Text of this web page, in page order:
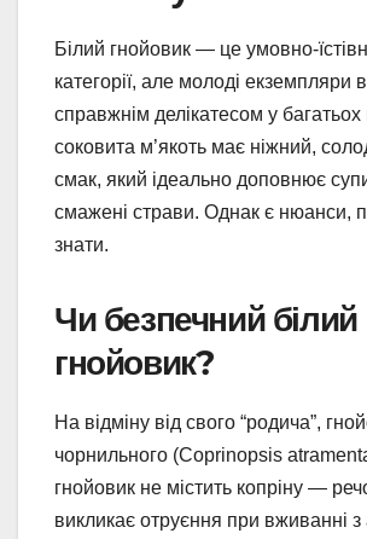
Білий гнойовик — це умовно-
категорії, але молоді екземпляри
справжнім делікатесом у багатьох
соковита м’якоть має ніжний,
смак, який ідеально доповнює
смажені страви. Однак є нюанси,
знати.
Чи безпечний білий
гнойовик?
На відміну від свого “родича”,
чорнильного (Coprinopsis
гнойовик не містить копріну —
викликає отруєння при вживанні